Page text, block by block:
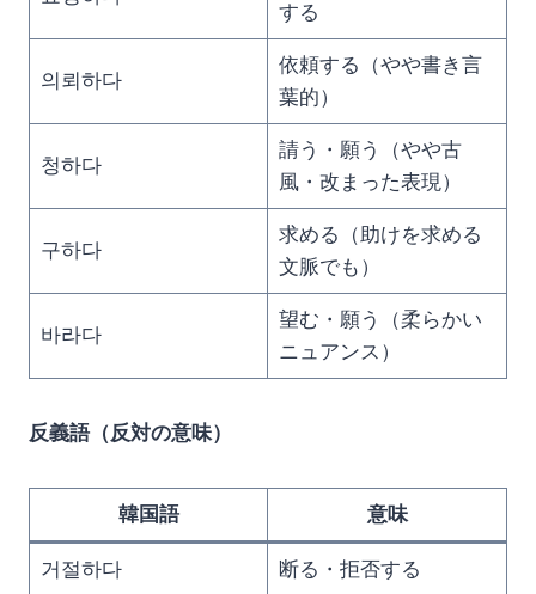
する
의뢰하다
依頼する（やや書き言
葉的）
청하다
請う・願う（やや古
風・改まった表現）
구하다
求める（助けを求める
文脈でも）
바라다
望む・願う（柔らかい
ニュアンス）
反義語（反対の意味）
韓国語 意味
거절하다 断る・拒否する